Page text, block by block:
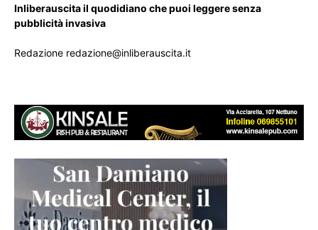
Inliberauscita il quodidiano che puoi leggere senza
pubblicità invasiva
Redazione redazione@inliberauscita.it